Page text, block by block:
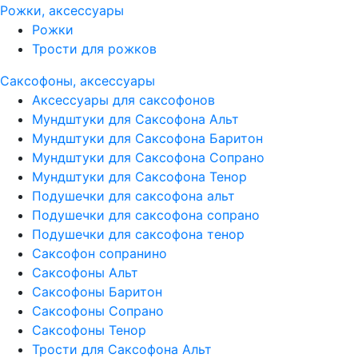
Рожки, аксессуары
Рожки
Трости для рожков
Саксофоны, аксессуары
Аксессуары для саксофонов
Мундштуки для Саксофона Альт
Мундштуки для Саксофона Баритон
Мундштуки для Саксофона Сопрано
Мундштуки для Саксофона Тенор
Подушечки для саксофона альт
Подушечки для саксофона сопрано
Подушечки для саксофона тенор
Саксофон сопранино
Саксофоны Альт
Саксофоны Баритон
Саксофоны Сопрано
Саксофоны Тенор
Трости для Саксофона Альт